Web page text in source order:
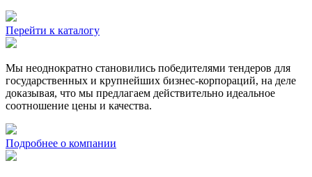
Перейти к каталогу
Мы неоднократно становились победителями тендеров для
государственных и крупнейших бизнес-корпораций, на деле
доказывая, что мы предлагаем действительно идеальное
соотношение цены и качества.
Подробнее о компании